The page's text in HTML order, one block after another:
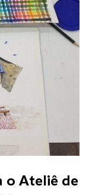
sessão de
[…]
o Ateliê de